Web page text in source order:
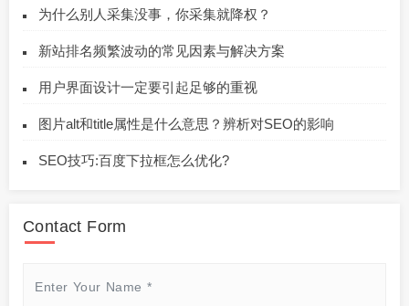
为什么别人采集没事，你采集就降权？
新站排名频繁波动的常见因素与解决方案
用户界面设计一定要引起足够的重视
图片alt和title属性是什么意思？辨析对SEO的影响
SEO技巧:百度下拉框怎么优化?
Contact Form